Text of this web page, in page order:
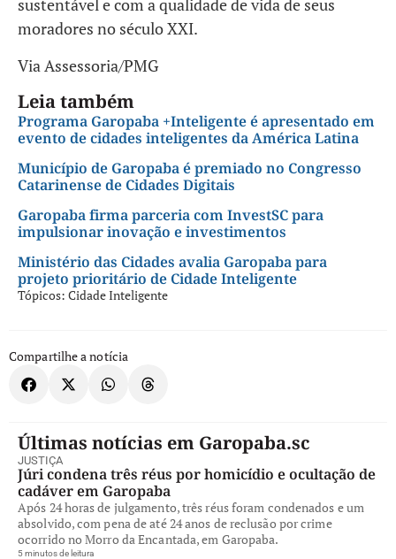
sustentável e com a qualidade de vida de seus
moradores no século XXI.
Via Assessoria/PMG
Leia também
Programa Garopaba +Inteligente é apresentado em
evento de cidades inteligentes da América Latina
Município de Garopaba é premiado no Congresso
Catarinense de Cidades Digitais
Garopaba firma parceria com InvestSC para
impulsionar inovação e investimentos
Ministério das Cidades avalia Garopaba para
projeto prioritário de Cidade Inteligente
Tópicos: Cidade Inteligente
Compartilhe a notícia
Últimas notícias em Garopaba.sc
JUSTIÇA
Júri condena três réus por homicídio e ocultação de
cadáver em Garopaba
Após 24 horas de julgamento, três réus foram condenados e um
absolvido, com pena de até 24 anos de reclusão por crime
ocorrido no Morro da Encantada, em Garopaba.
5 minutos de leitura